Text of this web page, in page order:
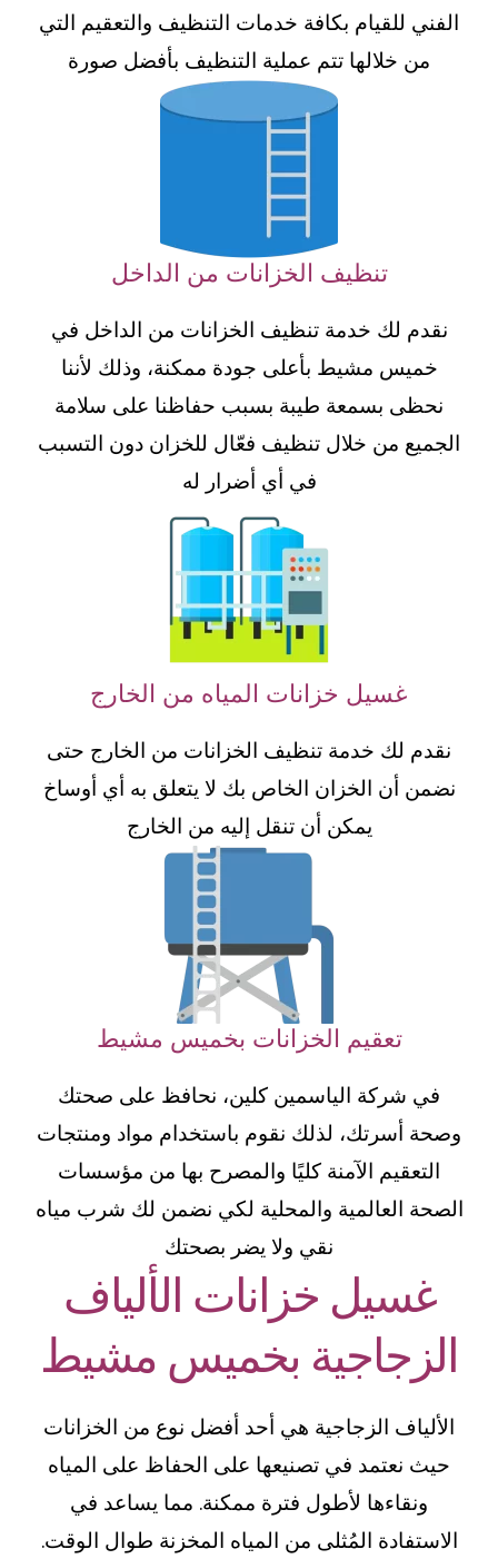
الفني للقيام بكافة خدمات التنظيف والتعقيم التي
من خلالها تتم عملية التنظيف بأفضل صورة
تنظيف الخزانات من الداخل
نقدم لك خدمة تنظيف الخزانات من الداخل في
خميس مشيط بأعلى جودة ممكنة، وذلك لأننا
نحظى بسمعة طيبة بسبب حفاظنا على سلامة
الجميع من خلال تنظيف فعّال للخزان دون التسبب
في أي أضرار له
غسيل خزانات المياه من الخارج
نقدم لك خدمة تنظيف الخزانات من الخارج حتى
نضمن أن الخزان الخاص بك لا يتعلق به أي أوساخ
يمكن أن تنقل إليه من الخارج
تعقيم الخزانات بخميس مشيط
في شركة الياسمين كلين، نحافظ على صحتك
وصحة أسرتك، لذلك نقوم باستخدام مواد ومنتجات
التعقيم الآمنة كليًا والمصرح بها من مؤسسات
الصحة العالمية والمحلية لكي نضمن لك شرب مياه
نقي ولا يضر بصحتك
غسيل خزانات الألياف
الزجاجية بخميس مشيط
الألياف الزجاجية هي أحد أفضل نوع من الخزانات
حيث نعتمد في تصنيعها على الحفاظ على المياه
ونقاءها لأطول فترة ممكنة. مما يساعد في
الاستفادة المُثلى من المياه المخزنة طوال الوقت.